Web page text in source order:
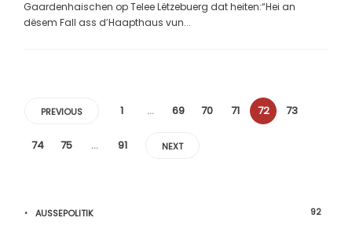
Gaardenhaischen op Telee Lëtzebuerg dat heiten:“Hei an
dësem Fall ass d’Haapthaus vun...
PREVIOUS 1 … 69 70 71 72 73
74 75 … 91 NEXT
AUSSEPOLITIK 92